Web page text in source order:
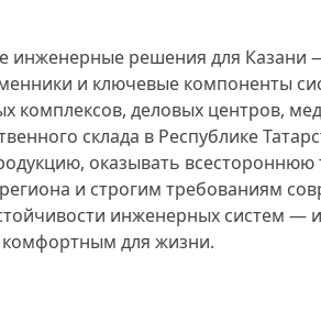
инженерные решения для Казани
и ключевые компоненты
комплексов, деловых центров,
склада в Республике
оказывать
и строгим требованиям
инженерных систем —
комфортным для жизни.